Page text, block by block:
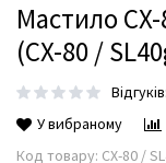
Мастило
(CX-80 /
У вибраному
Код товару: CX-80 /